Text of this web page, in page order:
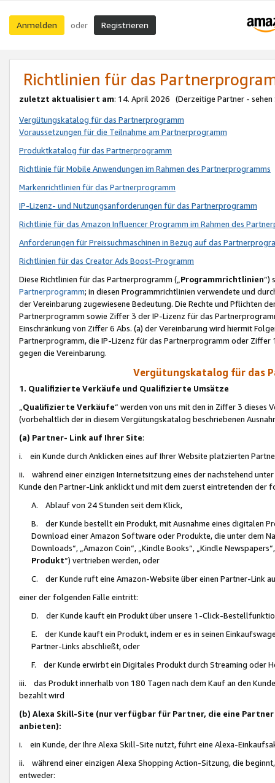
Anmelden oder Registrieren
Richtlinien für das
zuletzt aktualisiert am: 14. April 2026 (Derzeitige Partner - sehen
Vergütungskatalog für das Partnerprogramm
Voraussetzungen für die Teilnahme am Partnerprogramm
Produktkatalog für das Partnerprogramm
Richtlinie für Mobile Anwendungen im Rahmen des Partnerprogramms
Markenrichtlinien für das Partnerprogramm
IP-Lizenz- und Nutzungsanforderungen für das Partnerprogramm
Richtlinie für das Amazon Influencer Programm im Rahmen des
Anforderungen für Preissuchmaschinen in Bezug auf das
Richtlinien für das Creator Ads Boost-Programm
Diese Richtlinien für das Partnerprogramm („Programmrichtlinien“)
Partnerprogramm; in diesen Programmrichtlinien verwendete und
der Vereinbarung zugewiesene Bedeutung. Die Rechte und Pflichten
Partnerprogramm sowie Ziffer 3 der IP-Lizenz für das
Einschränkung von Ziffer 6 Abs. (a) der Vereinbarung wird hiermit
Partnerprogramm, die IP-Lizenz für das Partnerprogramm oder
gegen die Vereinbarung.
Vergütungskatalog für das
1. Qualifizierte Verkäufe und Qualifizierte Umsätze
Qualifizierte Verkäufe“ werden von uns mit den in Ziffer 3
(vorbehaltlich der in diesem Vergütungskatalog beschriebenen
(a) Partner- Link auf Ihrer Site:
i. ein Kunde durch Anklicken eines auf Ihrer Website platzierten
ii. während einer einzigen Internetsitzung eines der nachstehend
Kunde den Partner-Link anklickt und mit dem zuerst eintretenden der
A. Ablauf von 24 Stunden seit dem Klick,
B. der Kunde bestellt ein Produkt, mit Ausnahme eines digitalen
Download einer Amazon Software oder Produkte, die unter dem
Downloads“, „Amazon Coin“, „Kindle Books“, „Kindle
Produkt“) vertrieben werden, oder
C. der Kunde ruft eine Amazon-Website über einen Partner-Link
einer der folgenden Fälle eintritt:
D. der Kunde kauft ein Produkt über unsere 1-Click-
E. der Kunde kauft ein Produkt, indem er es in seinen
Partner-Links abschließt, oder
F. der Kunde erwirbt ein Digitales Produkt durch Streaming oder
iii. das Produkt innerhalb von 180 Tagen nach dem Kauf an den
bezahlt wird
(b) Alexa Skill-Site (nur verfügbar für Partner, die eine
anbieten):
i. ein Kunde, der Ihre Alexa Skill-Site nutzt, führt eine Alexa-
ii. während einer einzigen Alexa Shopping Action-Sitzung, die
entweder: